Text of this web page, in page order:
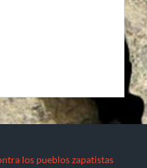
los pueblos zapatistas